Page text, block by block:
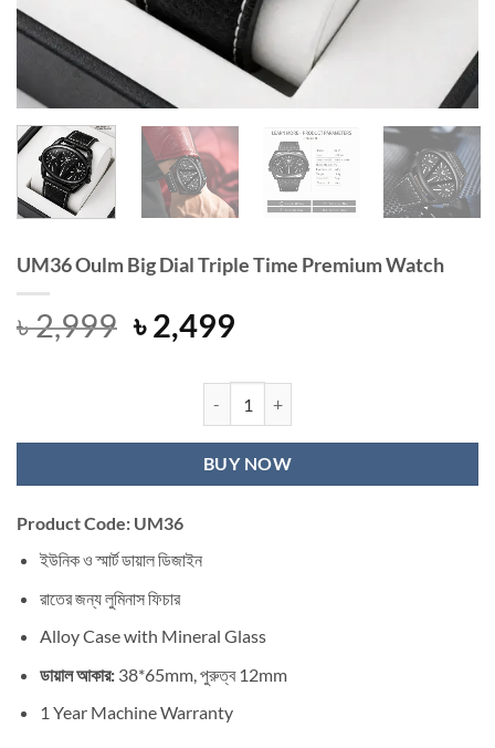
UM36 Oulm Big Dial Triple Time Premium Watch
৳2,999 Original
price
৳ 2,999.
৳2,499Current
is:
৳ 2,499.
UM36 Oulm Big Dial Triple Time
BUY NOW
Product Code: UM36
ইউনিক ও স্মার্ট ডায়াল ডিজাইন
রাতের জন্য লুমিনাস ফিচার
Alloy Case with Mineral Glass
ডায়াল আকার:38*65mm, পুরুত্ব 12mm
1 Year Machine Warranty